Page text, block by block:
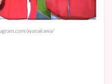
ayanakawa/